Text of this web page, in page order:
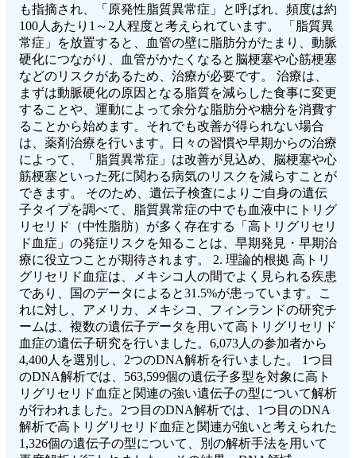
も指摘され、「原発性脂質異常症」と呼ばれ、頻度は約
100人あたり1～2人程度と考えられています。 「脂質異
常症」を放置すると、血管の壁に脂肪分がたまり、動脈
硬化につながり、血管がかたくなると脳梗塞や心筋梗塞
などのリスクがあるため、治療が必要です。 治療は、
まずは動脈硬化の原因となる脂質を減らした食事に変更
することや、運動によって余分な脂肪分や糖分を消費す
ることから始めます。それでも改善が得られない場合
は、薬剤治療を行います。日々の習慣や早期からの治療
によって、「脂質異常症」は改善が見込め、脳梗塞や心
筋梗塞といった死に関わる病気のリスクを減らすことが
できます。 そのため、遺伝子検査によりご自身の遺伝
子タイプを調べて、脂質異常症の中でも血液中にトリグ
リセリド（中性脂肪）が多く存在する「高トリグリセリ
ド血症」の発症リスクを知ることは、早期発見・早期治
療に役立つことが期待されます。 2. 理論的根拠 高トリ
グリセリド血症は、メキシコ人の間でよく見られる疾患
であり、国のデータによると31.5%が患っています。こ
れに対し、アメリカ、メキシコ、フィンランドの研究チ
ームは、複数の遺伝子データを用いて高トリグリセリド
血症の遺伝子研究を行いました。6,073人の参加者から
4,400人を選別し、2つのDNA解析を行いました。 1つ目
のDNA解析では、563,599個の遺伝子多型を対象に高ト
リグリセリド血症と関連の強い遺伝子の型について解析
が行われました。2つ目のDNA解析では、1つ目のDNA
解析で高トリグリセリド血症と関連が強いと考えられた
1,326個の遺伝子の型について、別の解析手法を用いて